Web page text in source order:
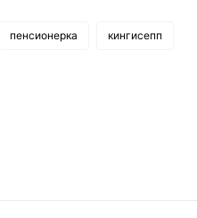
пенсионерка кингисепп